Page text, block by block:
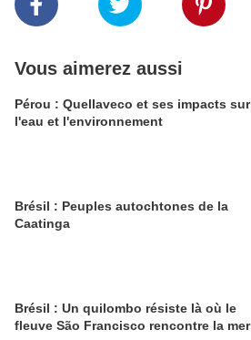
Vous aimerez aussi
Pérou : Quellaveco et ses impacts sur
l'eau et l'environnement
Brésil : Peuples autochtones de la
Caatinga
Brésil : Un quilombo résiste là où le
fleuve São Francisco rencontre la mer